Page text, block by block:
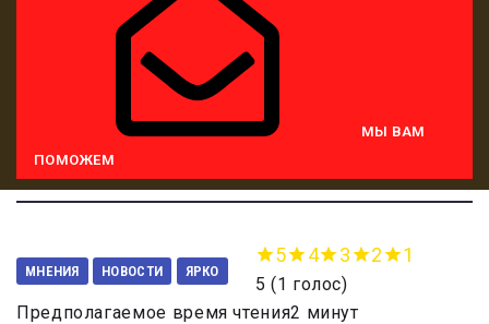
МЫ ВАМ
ПОМОЖЕМ
МНЕНИЯ НОВОСТИ ЯРКО
5 4 3 2 1
5 (1 голос)
Предполагаемое время чтения2 минут